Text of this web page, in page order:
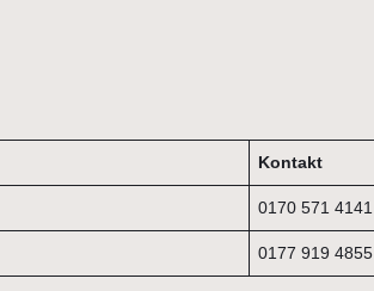
Kontakt
0170 571 4141
0177 919 4855